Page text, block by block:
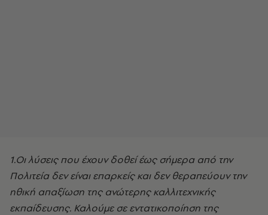
1.Οι λύσεις που έχουν δοθεί έως σήμερα από την
Πολιτεία δεν είναι επαρκείς και δεν θεραπεύουν την
ηθική απαξίωση της ανώτερης καλλιτεχνικής
εκπαίδευσης. Καλούμε σε εντατικοποίηση της